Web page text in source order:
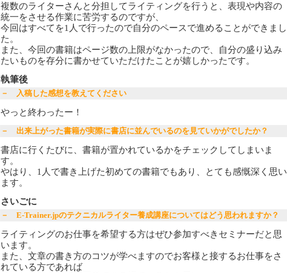
複数のライターさんと分担してライティングを行うと、表現や内容の
統一をさせる作業に苦労するのですが、
今回はすべてを1人で行ったので自分のペースで進めることができまし
た。
また、今回の書籍はページ数の上限がなかったので、自分の盛り込み
たいものを存分に書かせていただけたことが嬉しかったです。
執筆後
－ 入稿した感想を教えてください
やっと終わったー！
－ 出来上がった書籍が実際に書店に並んでいるのを見ていかがでしたか？
書店に行くたびに、書籍が置かれているかをチェックしてしまいま
す。
やはり、1人で書き上げた初めての書籍でもあり、とても感慨深く思い
ます。
さいごに
－ E-Trainer.jpのテクニカルライター養成講座についてはどう思われますか？
ライティングのお仕事を希望する方はぜひ参加すべきセミナーだと思
います。
また、文章の書き方のコツが学べますのでお客様と接するお仕事をさ
れている方であれば